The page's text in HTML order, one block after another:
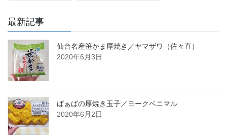
最新記事
仙台名産笹かま厚焼き／ヤマザワ（佐々直）
2020年6月3日
ばぁばの厚焼き玉子／ヨークベニマル
2020年6月2日